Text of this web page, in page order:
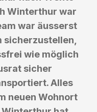
Winterthur war
war äusserst
wie möglich
sicher
Alles
neuen Wohnort